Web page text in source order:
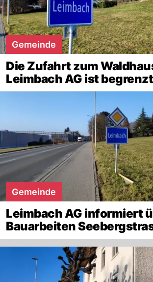
Gemeinde
Die Zufahrt zum
Leimbach AG ist begrenzt
Gemeinde
Leimbach AG informiert
Bauarbeiten